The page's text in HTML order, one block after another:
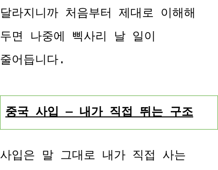
달라지니까 처음부터 제대로 이해해
두면 나중에 삑사리 날 일이
줄어듭니다.
중국 사입 — 내가 직접 뛰는 구조
사입은 말 그대로 내가 직접 사는